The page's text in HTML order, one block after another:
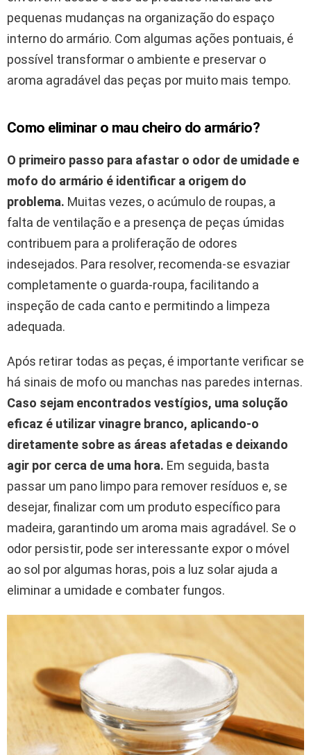
pequenas mudanças na organização do espaço
interno do armário. Com algumas ações pontuais, é
possível transformar o ambiente e preservar o
aroma agradável das peças por muito mais tempo.
Como eliminar o mau cheiro do armário?
O primeiro passo para afastar o odor de umidade e
mofo do armário é identificar a origem do
problema. Muitas vezes, o acúmulo de roupas, a
falta de ventilação e a presença de peças úmidas
contribuem para a proliferação de odores
indesejados. Para resolver, recomenda-se esvaziar
completamente o guarda-roupa, facilitando a
inspeção de cada canto e permitindo a limpeza
adequada.
Após retirar todas as peças, é importante verificar se
há sinais de mofo ou manchas nas paredes internas.
Caso sejam encontrados vestígios, uma solução
eficaz é utilizar vinagre branco, aplicando-o
diretamente sobre as áreas afetadas e deixando
agir por cerca de uma hora. Em seguida, basta
passar um pano limpo para remover resíduos e, se
desejar, finalizar com um produto específico para
madeira, garantindo um aroma mais agradável. Se o
odor persistir, pode ser interessante expor o móvel
ao sol por algumas horas, pois a luz solar ajuda a
eliminar a umidade e combater fungos.